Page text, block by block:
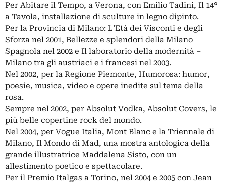
Per Abitare il Tempo, a Verona, con Emilio Tadini, Il 14°
a Tavola, installazione di sculture in legno dipinto.
Per la Provincia di Milano: L’Età dei Visconti e degli
Sforza nel 2001, Bellezze e splendori della Milano
Spagnola nel 2002 e Il laboratorio della modernità –
Milano tra gli austriaci e i francesi nel 2003.
Nel 2002, per la Regione Piemonte, Humorosa: humor,
poesie, musica, video e opere inedite sul tema della
rosa.
Sempre nel 2002, per Absolut Vodka, Absolut Covers, le
più belle copertine rock del mondo.
Nel 2004, per Vogue Italia, Mont Blanc e la Triennale di
Milano, Il Mondo di Mad, una mostra antologica della
grande illustratrice Maddalena Sisto, con un
allestimento poetico e spettacolare.
Per il Premio Italgas a Torino, nel 2004 e 2005 con Jean